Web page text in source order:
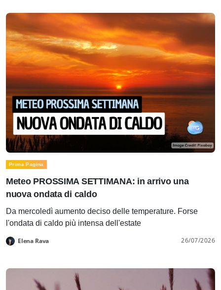
Prima Pagina
Meteo PROSSIMA SETTIMANA: in arrivo una
nuova ondata di caldo
Da mercoledì aumento deciso delle temperature. Forse
l'ondata di caldo più intensa dell'estate
Elena Rava 26/07/2026